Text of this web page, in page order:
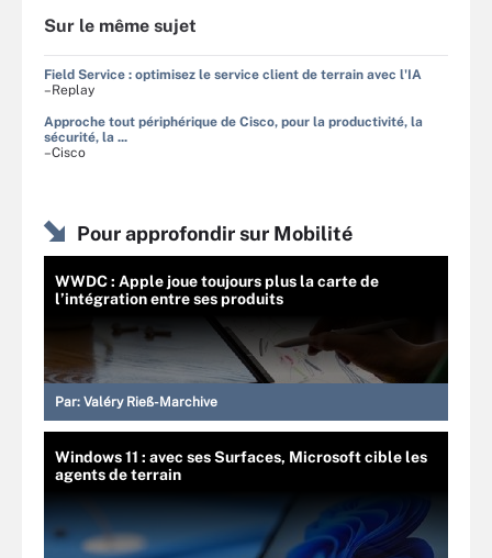
Sur le même sujet
Field Service : optimisez le service client de terrain avec l'IA
–Replay
Approche tout périphérique de Cisco, pour la productivité, la
sécurité, la ...
–Cisco
Pour approfondir sur Mobilité
WWDC : Apple joue toujours plus la carte de
l’intégration entre ses produits
Par: Valéry Rieß-Marchive
Windows 11 : avec ses Surfaces, Microsoft cible les
agents de terrain